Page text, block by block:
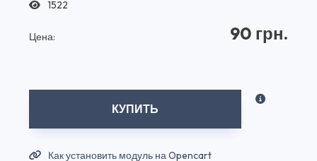
1522
Цена: 90 грн.
КУПИТЬ
Как установить модуль на Opencart